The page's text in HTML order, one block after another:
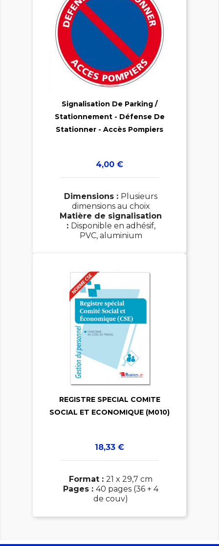

Signalisation De Parking /
Stationnement - Défense De
Stationner - Accès Pompiers
Prix
4,00 €
Dimensions : Plusieurs
dimensions au choix
Matière de signalisation
: Disponible en adhésif,
PVC, aluminium


REGISTRE SPECIAL COMITE
SOCIAL ET ECONOMIQUE (M010)
Prix
18,33 €
Format : 21 x 29,7 cm
Pages : 40 pages (36 + 4
de couv)